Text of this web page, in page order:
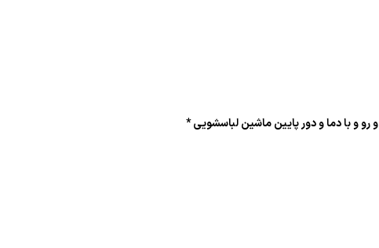
با دما و دور پایین ماشین لباسشویی *